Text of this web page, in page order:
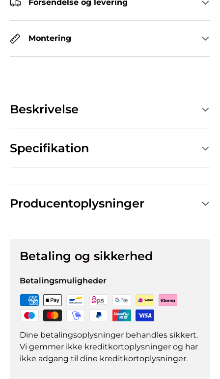
Forsendelse og levering
Montering
Beskrivelse
Specifikation
Producentoplysninger
Betaling og sikkerhed
Betalingsmuligheder
Dine betalingsoplysninger behandles sikkert.
Vi gemmer ikke kreditkortoplysninger og har
ikke adgang til dine kreditkortoplysninger.